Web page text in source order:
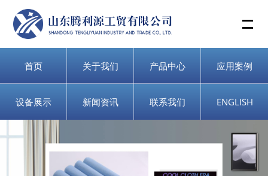
首页 关于我们 产品中心 应用案例
设备展示 新闻资讯 联系我们 ENGLISH